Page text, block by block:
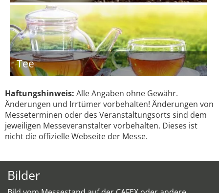
Tee
Haftungshinweis: Alle Angaben ohne Gewähr.
Änderungen und Irrtümer vorbehalten! Änderungen von
Messeterminen oder des Veranstaltungsorts sind dem
jeweiligen Messeveranstalter vorbehalten. Dieses ist
nicht die offizielle Webseite der Messe.
Bilder